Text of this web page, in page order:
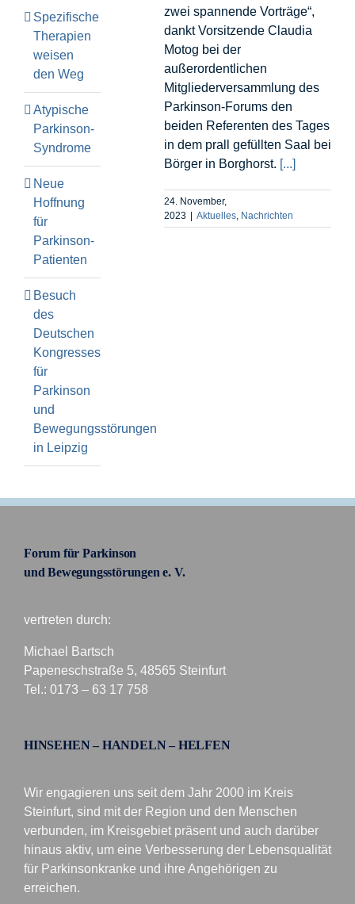
zwei spannende Vorträge“,
dankt Vorsitzende Claudia
Motog bei der
außerordentlichen
Mitgliederversammlung des
Parkinson-Forums den
beiden Referenten des Tages
in dem prall gefüllten Saal bei
Börger in Borghorst. [...]
24. November,
2023 | Aktuelles Nachrichten
Spezifische
Therapien
weisen
den Weg
Atypische
Parkinson-
Syndrome
Neue
Hoffnung
für
Parkinson-
Patienten
Besuch
des
Deutschen
Kongresses
für
Parkinson
und
Bewegungsstörungen
in Leipzig
Forum für Parkinson
und Bewegungsstörungen e. V.
vertreten durch:
Michael Bartsch
Papeneschstraße 5, 48565 Steinfurt
Tel.: 0173 – 63 17 758
HINSEHEN – HANDELN – HELFEN
Wir engagieren uns seit dem Jahr 2000 im Kreis
Steinfurt, sind mit der Region und den Menschen
verbunden, im Kreisgebiet präsent und auch darüber
hinaus aktiv, um eine Verbesserung der Lebensqualität
für Parkinsonkranke und ihre Angehörigen zu
erreichen.